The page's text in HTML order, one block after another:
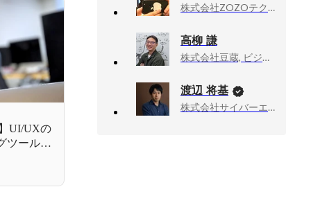
UI/UXの
ツール
株式会社ZOZOテクノロジーズ, SRE
高柳 謙
株式会社豆蔵, ビジネスソリューション事業部
渡辺 将基
株式会社サイバーエージェント, 新R25編集長